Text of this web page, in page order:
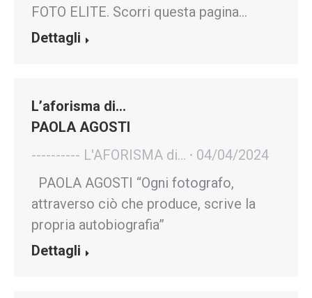
FOTO ELITE. Scorri questa pagina…
Dettagli
L’aforisma di…
PAOLA AGOSTI
---------- L'AFORISMA di...
04/04/2024
PAOLA AGOSTI “Ogni fotografo,
attraverso ciò che produce, scrive la
propria autobiografia”
Dettagli